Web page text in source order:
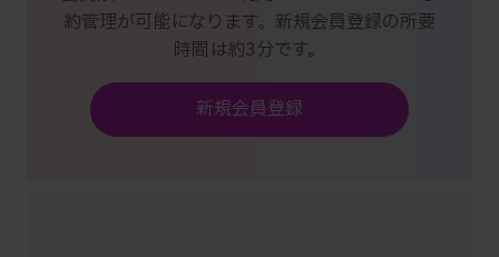
約管理が可能になります。新規会員登録の所要
時間は約3分です。
新規会員登録